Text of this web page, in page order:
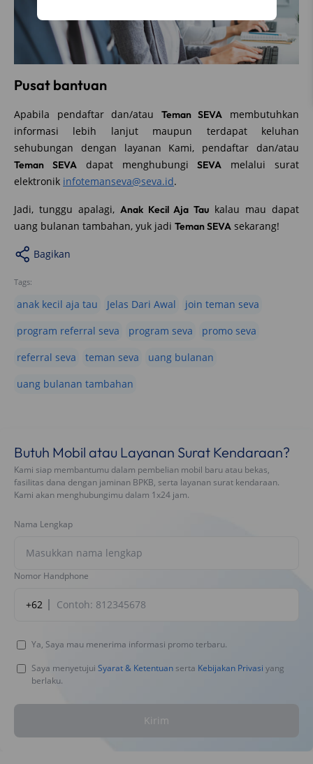
Pusat bantuan
Apabila pendaftar dan/atau Teman SEVA membutuhkan
informasi lebih lanjut maupun terdapat keluhan
sehubungan dengan layanan Kami, pendaftar dan/atau
Teman SEVAdapat menghubungiSEVA melalui surat
elektronik infotemanseva@seva.id.
Jadi, tunggu apalagi, Anak Kecil Aja Tau kalau mau dapat
uang bulanan tambahan, yuk jadi Teman SEVA sekarang!
Bagikan
Tags:
anak kecil aja tau Jelas Dari Awal
join teman seva
program referral seva
program seva
promo seva
referral seva
teman seva
uang bulanan
uang bulanan tambahan
Butuh Mobil atau Layanan Surat Kendaraan?
Kami siap membantumu dalam pembelian mobil baru atau bekas,
fasilitas dana dengan jaminan BPKB, serta layanan surat kendaraan.
Kami akan menghubungimu dalam 1x24 jam.
Nama Lengkap
Nomor Handphone
+62
Ya, Saya mau menerima informasi promo terbaru.
Saya menyetujui Syarat & Ketentuan serta Kebijakan Privasi yang
berlaku.
Kirim